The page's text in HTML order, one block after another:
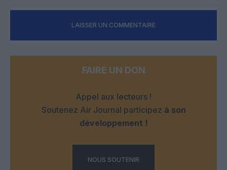
LAISSER UN COMMENTAIRE
FAIRE UN DON
Appel aux lecteurs !
Soutenez Air Journal participez à son
développement !
NOUS SOUTENIR